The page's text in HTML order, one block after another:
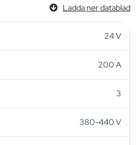
Ladda ner datablad
24 V
200 A
3
380-440 V